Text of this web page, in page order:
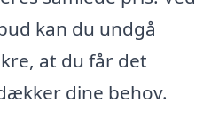
kan du undgå
at du får det
dine behov.